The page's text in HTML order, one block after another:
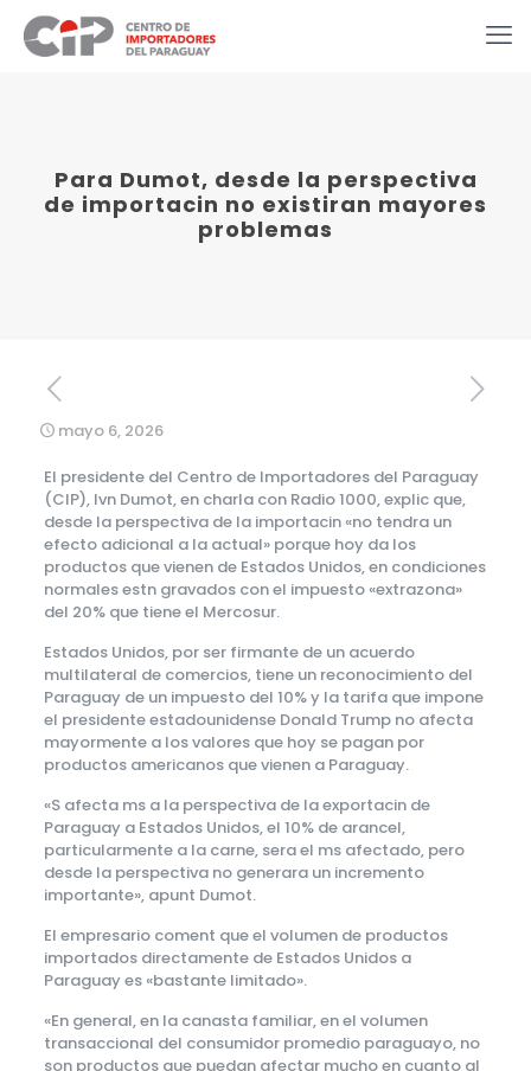
Para Dumot, desde la perspectiva
de importacin no existiran mayores
problemas
mayo 6, 2026
El presidente del Centro de Importadores del Paraguay
(CIP), Ivn Dumot, en charla con Radio 1000, explic que,
desde la perspectiva de la importacin «no tendra un
efecto adicional a la actual» porque hoy da los
productos que vienen de Estados Unidos, en condiciones
normales estn gravados con el impuesto «extrazona»
del 20% que tiene el Mercosur.
Estados Unidos, por ser firmante de un acuerdo
multilateral de comercios, tiene un reconocimiento del
Paraguay de un impuesto del 10% y la tarifa que impone
el presidente estadounidense Donald Trump no afecta
mayormente a los valores que hoy se pagan por
productos americanos que vienen a Paraguay.
«S afecta ms a la perspectiva de la exportacin de
Paraguay a Estados Unidos, el 10% de arancel,
particularmente a la carne, sera el ms afectado, pero
desde la perspectiva no generara un incremento
importante», apunt Dumot.
El empresario coment que el volumen de productos
importados directamente de Estados Unidos a
Paraguay es «bastante limitado».
«En general, en la canasta familiar, en el volumen
transaccional del consumidor promedio paraguayo, no
son productos que puedan afectar mucho en cuanto al